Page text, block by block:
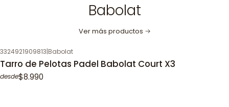
Babolat
Ver más productos
3324921909813|Babolat
Tarro de Pelotas Padel Babolat Court X3
desde$8.990